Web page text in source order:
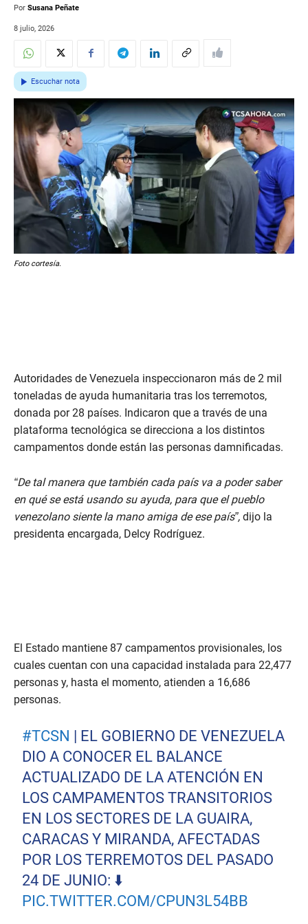
Por Susana Peñate
8 julio, 2026
Escuchar nota
Foto cortesía.
Autoridades de Venezuela inspeccionaron más de 2 mil
toneladas de ayuda humanitaria tras los terremotos,
donada por 28 países. Indicaron que a través de una
plataforma tecnológica se direcciona a los distintos
campamentos donde están las personas damnificadas.
“De tal manera que también cada país va a poder saber
en qué se está usando su ayuda, para que el pueblo
venezolano siente la mano amiga de ese país”, dijo la
presidenta encargada, Delcy Rodríguez.
El Estado mantiene 87 campamentos provisionales, los
cuales cuentan con una capacidad instalada para 22,477
personas y, hasta el momento, atienden a 16,686
personas.
#TCSN | EL GOBIERNO DE VENEZUELA
DIO A CONOCER EL BALANCE
ACTUALIZADO DE LA ATENCIÓN EN
LOS CAMPAMENTOS TRANSITORIOS
EN LOS SECTORES DE LA GUAIRA,
CARACAS Y MIRANDA, AFECTADAS
POR LOS TERREMOTOS DEL PASADO
24 DE JUNIO: ⬇️
PIC.TWITTER.COM/CPUN3L54BB